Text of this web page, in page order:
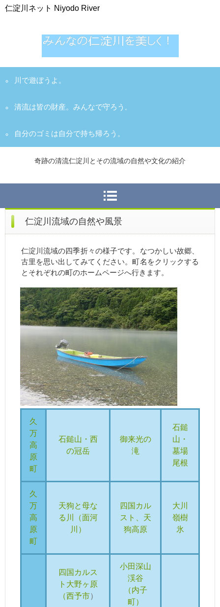
仁淀川ネット Niyodo River
川で遊ぼうよ。
清流は皆の財産。みんなで守ろう 。
自分のゴミは自分で持ち帰ろう。
奇跡の清流仁淀川とその流域の自然や文化の紹介
仁淀川流域の自然や風景
仁淀川流域の四季折々の様子です。なつかしい故郷、
古里を思い出してみてください。町名をクリックする
とそれぞれの町のホームページへ行きます。
久
万
高
原
町
石鎚山・西
の冠岳
御来光の
滝
石鎚
山・
墓場
尾根
久
万
高
原
町
天狗と母な
る川（面河
川）
四国カル
スト、天
狗高原
大川
嶺樹
氷
四国カルス
ト大野ヶ原
（西予市）
小田深山
渓谷
（内子
町）